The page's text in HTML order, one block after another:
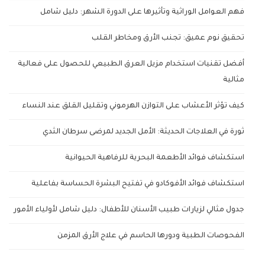
فهم العوامل الوراثية وتأثيرها على الدورة الشهر: دليل شامل
تحقيق نوم عميق: تجنب الأرق ومخاطر القلب
أفضل تقنيات استخدام مزيل العرق الطبيعي للحصول على فعالية
مثالية
كيف تؤثر الأعشاب على التوازن الهرموني وتقليل القلق عند النساء
ثورة في العلاجات الحديثة: الأمل الجديد لمرضى سرطان الثدي
استكشاف فوائد الأطعمة البحرية للرفاهية الحيوانية
استكشاف فوائد الأفوكادو في تفتيح البشرة الحساسة بفاعلية
جدول مثالي لزيارات طبيب الأسنان للأطفال: دليل شامل لأولياء الأمور
الفحوصات الطبية ودورها الحاسم في علاج الأرق المزمن